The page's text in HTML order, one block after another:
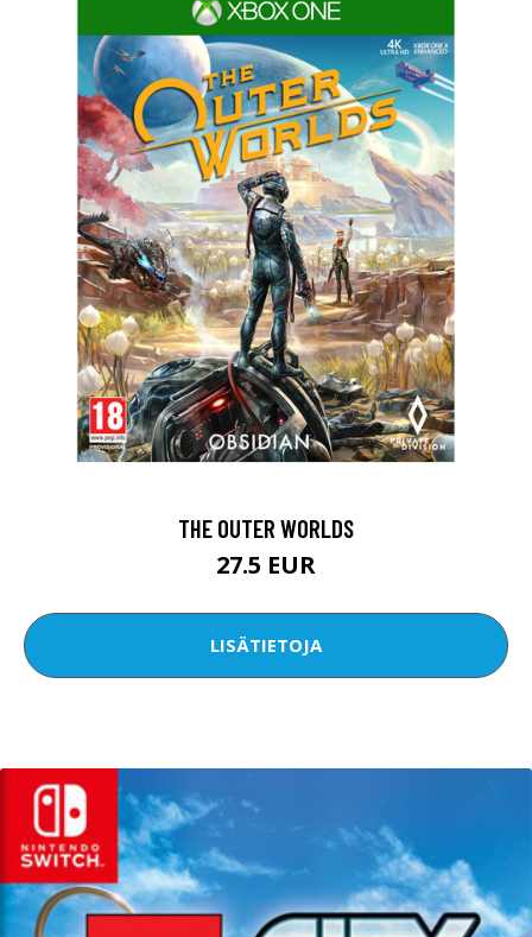
THE OUTER WORLDS
27.5 EUR
LISÄTIETOJA